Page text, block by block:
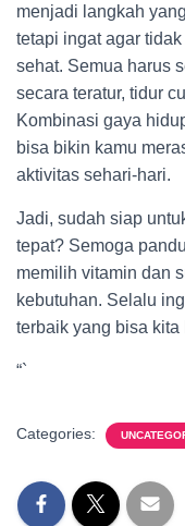
menjadi langkah
tetapi ingat agar
sehat. Semua harus
secara teratur, tidur
Kombinasi gaya
bisa bikin kamu
aktivitas sehari-hari.
Jadi, sudah siap
tepat? Semoga
memilih vitamin dan
kebutuhan. Selalu
terbaik yang bisa kita
“`
Categories: